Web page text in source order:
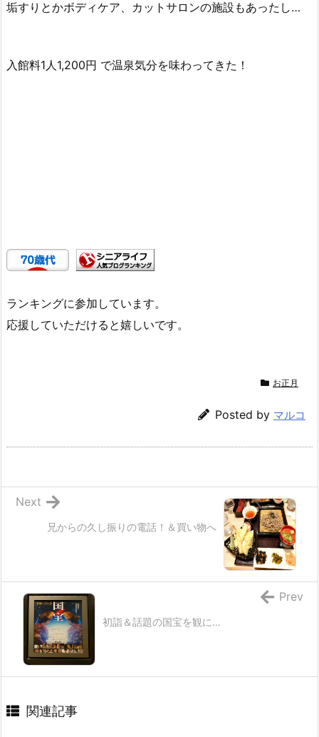
垢すりとかボディケア、カットサロンの施設もあったし…
入館料1人1,200円 で温泉気分を味わってきた！
ランキングに参加しています。
応援していただけると嬉しいです。
お正月
Posted by マルコ
兄からの久し振りの電話！＆買い物へ
Next
初詣＆話題の国宝を観に…
Prev
関連記事